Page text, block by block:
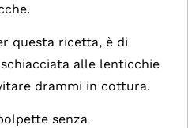
questa ricetta, è di
alle lenticchie
drammi in cottura.
senza